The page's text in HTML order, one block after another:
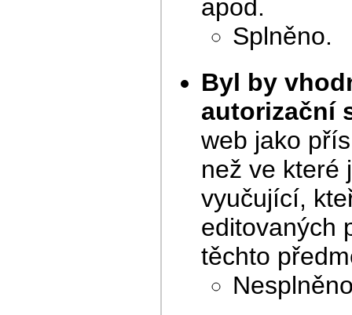
apod.
Splněno.
Byl by
autorizační
web jako
než ve které
vyučující,
editovaných
těchto